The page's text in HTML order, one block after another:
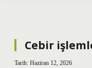
Cebir
Tarih: Haziran 12, 2026